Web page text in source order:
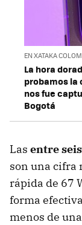
EN XATAKA
La hora
probamos la
nos fue
Bogotá
Las entre
son una cifra
rápida de 67
forma
menos de